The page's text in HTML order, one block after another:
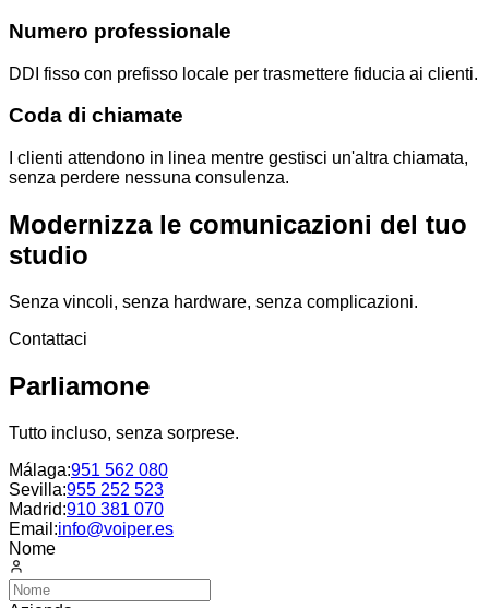
Numero professionale
DDI fisso con prefisso locale per trasmettere fiducia ai clienti.
Coda di chiamate
I clienti attendono in linea mentre gestisci un'altra chiamata,
senza perdere nessuna consulenza.
Modernizza le comunicazioni del tuo
studio
Senza vincoli, senza hardware, senza complicazioni.
Contattaci
Parliamone
Tutto incluso, senza sorprese.
Málaga:951 562 080
Sevilla:955 252 523
Madrid:910 381 070
Email:info@voiper.es
Nome